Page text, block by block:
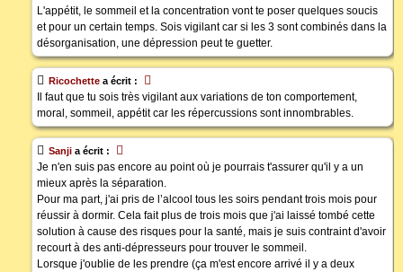
L'appétit, le sommeil et la concentration vont te poser quelques soucis
et pour un certain temps. Sois vigilant car si les 3 sont combinés dans la
désorganisation, une dépression peut te guetter.
Ricochette a écrit :
Il faut que tu sois très vigilant aux variations de ton comportement,
moral, sommeil, appétit car les répercussions sont innombrables.
Sanji a écrit :
Je n'en suis pas encore au point où je pourrais t'assurer qu'il y a un
mieux après la séparation.
Pour ma part, j'ai pris de l’alcool tous les soirs pendant trois mois pour
réussir à dormir. Cela fait plus de trois mois que j'ai laissé tombé cette
solution à cause des risques pour la santé, mais je suis contraint d'avoir
recourt à des anti-dépresseurs pour trouver le sommeil.
Lorsque j'oublie de les prendre (ça m'est encore arrivé il y a deux